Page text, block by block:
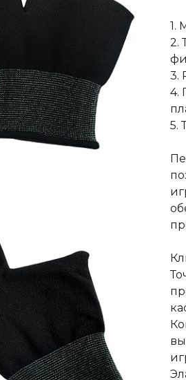
1.
2.
3.
4.
5.